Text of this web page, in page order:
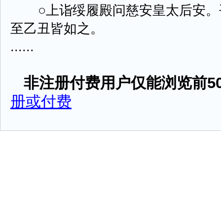
○上诣绥履殿问慈安皇太后安。
至乙丑皆如之。
......
非注册付费用户仅能浏览前
册或付费